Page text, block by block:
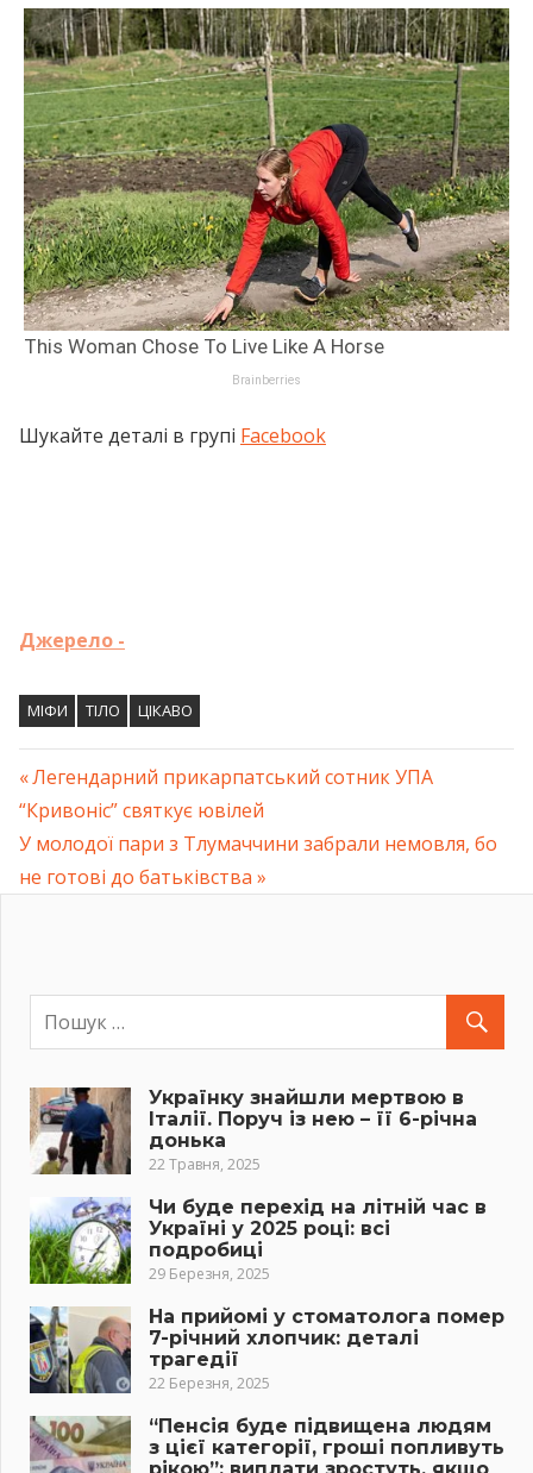
Шукайте деталі в групі Facebook
Джерело -
МІФИ ТІЛО ЦІКАВО
Навігація
записів
Previous
Post:
Легендарний прикарпатський сотник УПА
“Кривоніс” святкує ювілей
Next
Post:
У молодої пари з Тлумаччини забрали немовля, бо
не готові до батьківства
Українку знайшли мертвою в
Італії. Поруч із нею – її 6-річна
донька
22 Травня, 2025
Чи буде перехід на літній час в
Україні у 2025 році: всі
подробиці
29 Березня, 2025
На прийомі у стоматолога помер
7-річний хлопчик: деталі
трагедії
22 Березня, 2025
“Пенсія буде підвищена людям
з цієї категорії, гроші попливуть